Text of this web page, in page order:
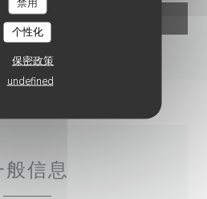
个性化
保密政策
undefined
般信息